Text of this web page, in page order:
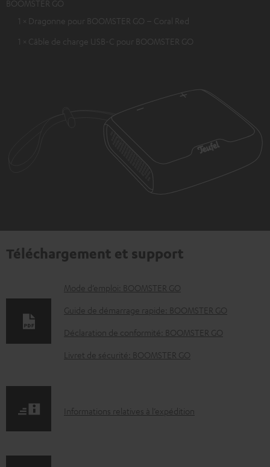
BOOMSTER GO
1 × Dragonne pour BOOMSTER GO – Coral Red
1 × Câble de charge USB-C pour BOOMSTER GO
Téléchargement et support
D
o
m
t
Mode d’emploi: BOOMSTER GO
Guide de démarrage rapide: BOOMSTER GO
Déclaration de conformité: BOOMSTER GO
Livret de sécurité: BOOMSTER GO
IInformations relatives à l’expédition